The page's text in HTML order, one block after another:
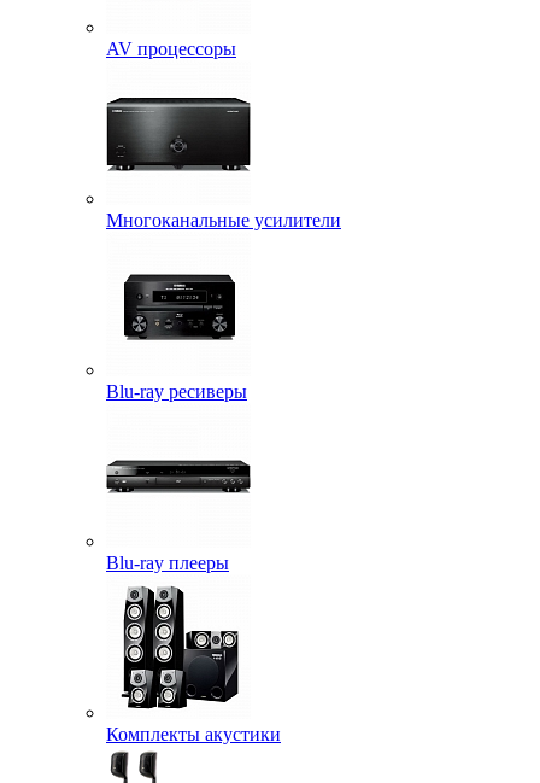
AV процессоры
Многоканальные усилители
Blu-ray ресиверы
Blu-ray плееры
Комплекты акустики